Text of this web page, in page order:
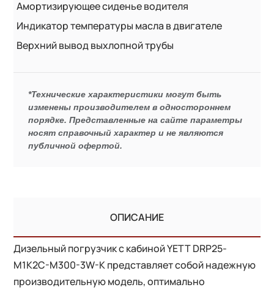
Амортизирующее сиденье водителя
Индикатор температуры масла в двигателе
Верхний вывод выхлопной трубы
*Технические характеристики могут быть
изменены производителем в одностороннем
порядке. Представленные на сайте параметры
носят справочный характер и не являются
публичной офертой.
ОПИСАНИЕ
Дизельный погрузчик с кабиной YETT DRP25-
M1K2C-M300-3W-K представляет собой надежную
производительную модель, оптимально